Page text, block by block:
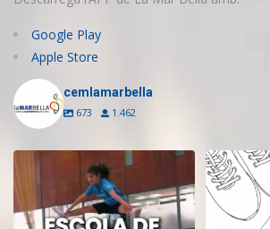
Google Play
Apple Store
cemlamarbella
673 1.462
Inscriu-te a l’Escola de Trampolí
del CEM
12 0
Aquest